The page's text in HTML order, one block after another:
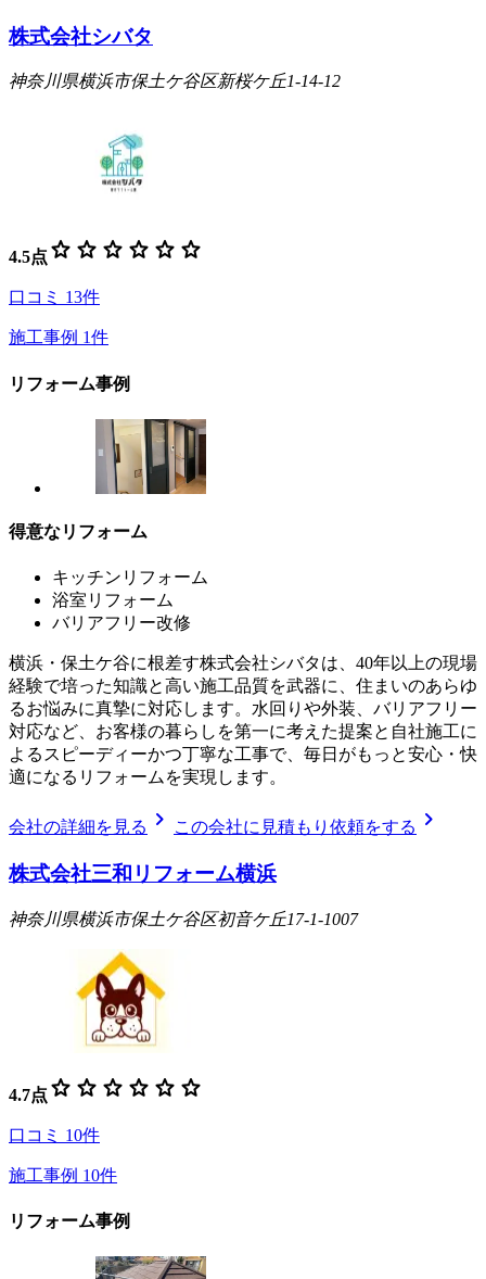
株式会社シバタ
神奈川県横浜市保土ケ谷区新桜ケ丘1-14-12
4.5点 star star star star star star
口コミ 13件
施工事例 1件
リフォーム事例
得意なリフォーム
キッチンリフォーム
浴室リフォーム
バリアフリー改修
横浜・保土ケ谷に根差す株式会社シバタは、40年以上の現場
経験で培った知識と高い施工品質を武器に、住まいのあらゆ
るお悩みに真摯に対応します。水回りや外装、バリアフリー
対応など、お客様の暮らしを第一に考えた提案と自社施工に
よるスピーディーかつ丁寧な工事で、毎日がもっと安心・快
適になるリフォームを実現します。
会社の詳細を見る chevron_right この会社に見積もり依頼をする chevron_right
株式会社三和リフォーム横浜
神奈川県横浜市保土ケ谷区初音ケ丘17-1-1007
4.7点 star star star star star star
口コミ 10件
施工事例 10件
リフォーム事例